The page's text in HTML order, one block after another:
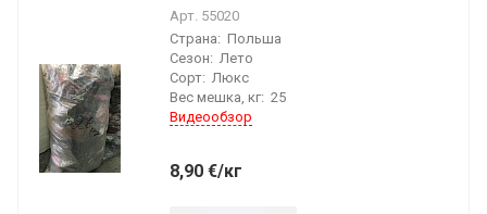
Арт. 55020
Страна: Польша
Сезон: Лето
Сорт: Люкс
Вес мешка, кг: 25
Видеообзор
8,90 €/кг